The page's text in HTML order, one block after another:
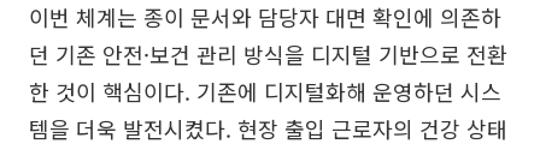
이번 체계는 종이 문서와 담당자 대면 확인에 의존하
던 기존 안전·보건 관리 방식을 디지털 기반으로 전환
한 것이 핵심이다. 기존에 디지털화해 운영하던 시스
템을 더욱 발전시켰다. 현장 출입 근로자의 건강 상태